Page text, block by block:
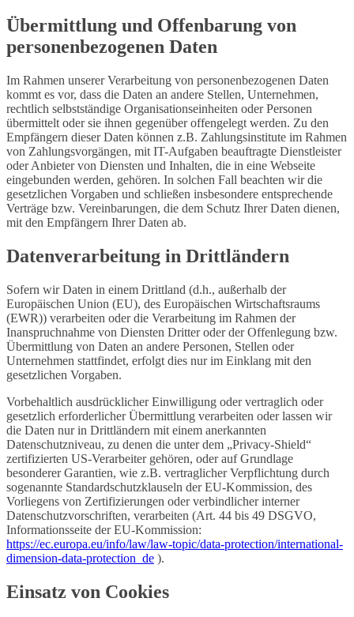
Übermittlung und Offenbarung von
personenbezogenen Daten
Im Rahmen unserer Verarbeitung von personenbezogenen Daten
kommt es vor, dass die Daten an andere Stellen, Unternehmen,
rechtlich selbstständige Organisationseinheiten oder Personen
übermittelt oder sie ihnen gegenüber offengelegt werden. Zu den
Empfängern dieser Daten können z.B. Zahlungsinstitute im Rahmen
von Zahlungsvorgängen, mit IT-Aufgaben beauftragte Dienstleister
oder Anbieter von Diensten und Inhalten, die in eine Webseite
eingebunden werden, gehören. In solchen Fall beachten wir die
gesetzlichen Vorgaben und schließen insbesondere entsprechende
Verträge bzw. Vereinbarungen, die dem Schutz Ihrer Daten dienen,
mit den Empfängern Ihrer Daten ab.
Datenverarbeitung in Drittländern
Sofern wir Daten in einem Drittland (d.h., außerhalb der
Europäischen Union (EU), des Europäischen Wirtschaftsraums
(EWR)) verarbeiten oder die Verarbeitung im Rahmen der
Inanspruchnahme von Diensten Dritter oder der Offenlegung bzw.
Übermittlung von Daten an andere Personen, Stellen oder
Unternehmen stattfindet, erfolgt dies nur im Einklang mit den
gesetzlichen Vorgaben.
Vorbehaltlich ausdrücklicher Einwilligung oder vertraglich oder
gesetzlich erforderlicher Übermittlung verarbeiten oder lassen wir
die Daten nur in Drittländern mit einem anerkannten
Datenschutzniveau, zu denen die unter dem „Privacy-Shield“
zertifizierten US-Verarbeiter gehören, oder auf Grundlage
besonderer Garantien, wie z.B. vertraglicher Verpflichtung durch
sogenannte Standardschutzklauseln der EU-Kommission, des
Vorliegens von Zertifizierungen oder verbindlicher interner
Datenschutzvorschriften, verarbeiten (Art. 44 bis 49 DSGVO,
Informationsseite der EU-Kommission:
https://ec.europa.eu/info/law/law-topic/data-protection/international-
dimension-data-protection_de ).
Einsatz von Cookies